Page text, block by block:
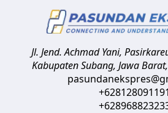
Jl. Jend. Achmad Yani,
Kabupaten Subang, Jawa Barat